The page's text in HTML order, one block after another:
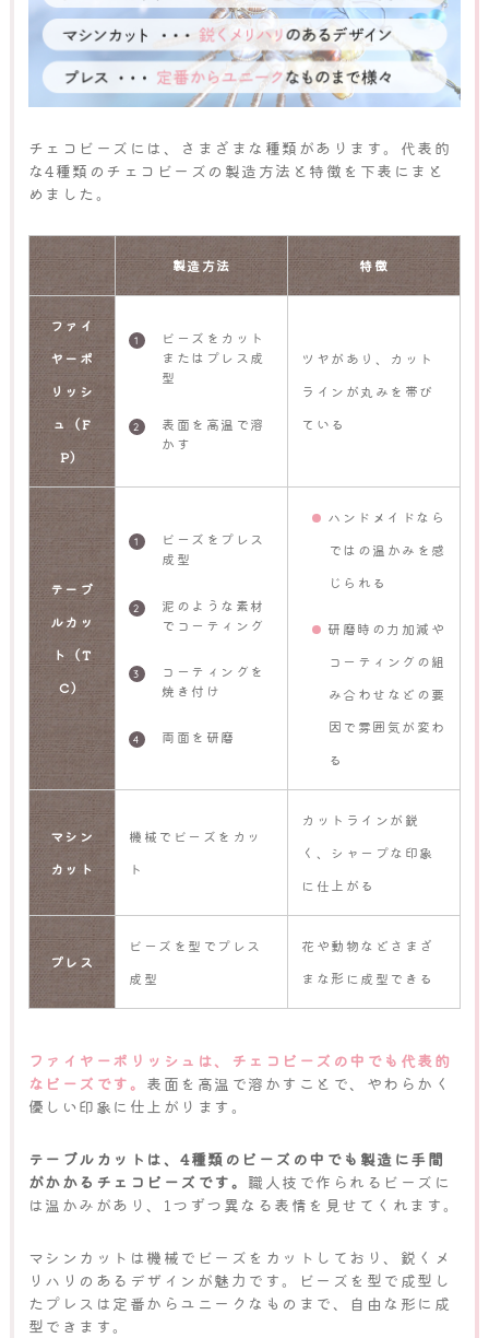
チェコビーズには、さまざまな種類があります。代表的
な4種類のチェコビーズの製造方法と特徴を下表にまと
めました。
製造方法 特徴
ファイ
ヤーポ
リッシ
ュ（F
P）
ビーズをカット
またはプレス成
型
表面を高温で溶
かす
ツヤがあり、カット
ラインが丸みを帯び
ている
テーブ
ルカッ
ト（T
C）
ビーズをプレス
成型
泥のような素材
でコーティング
コーティングを
焼き付け
両面を研磨
ハンドメイドなら
ではの温かみを感
じられる
研磨時の力加減や
コーティングの組
み合わせなどの要
因で雰囲気が変わ
る
マシン
カット
機械でビーズをカッ
ト
カットラインが鋭
く、シャープな印象
に仕上がる
プレス
ビーズを型でプレス
成型
花や動物などさまざ
まな形に成型できる
ファイヤーポリッシュは、チェコビーズの中でも代表的
なビーズです。 表面を高温で溶かすことで、やわらかく
優しい印象に仕上がります。
テーブルカットは、4種類のビーズの中でも製造に手間
がかかるチェコビーズです。 職人技で作られるビーズに
は温かみがあり、1つずつ異なる表情を見せてくれます。
マシンカットは機械でビーズをカットしており、鋭くメ
リハリのあるデザインが魅力です。ビーズを型で成型し
たプレスは定番からユニークなものまで、自由な形に成
型できます。